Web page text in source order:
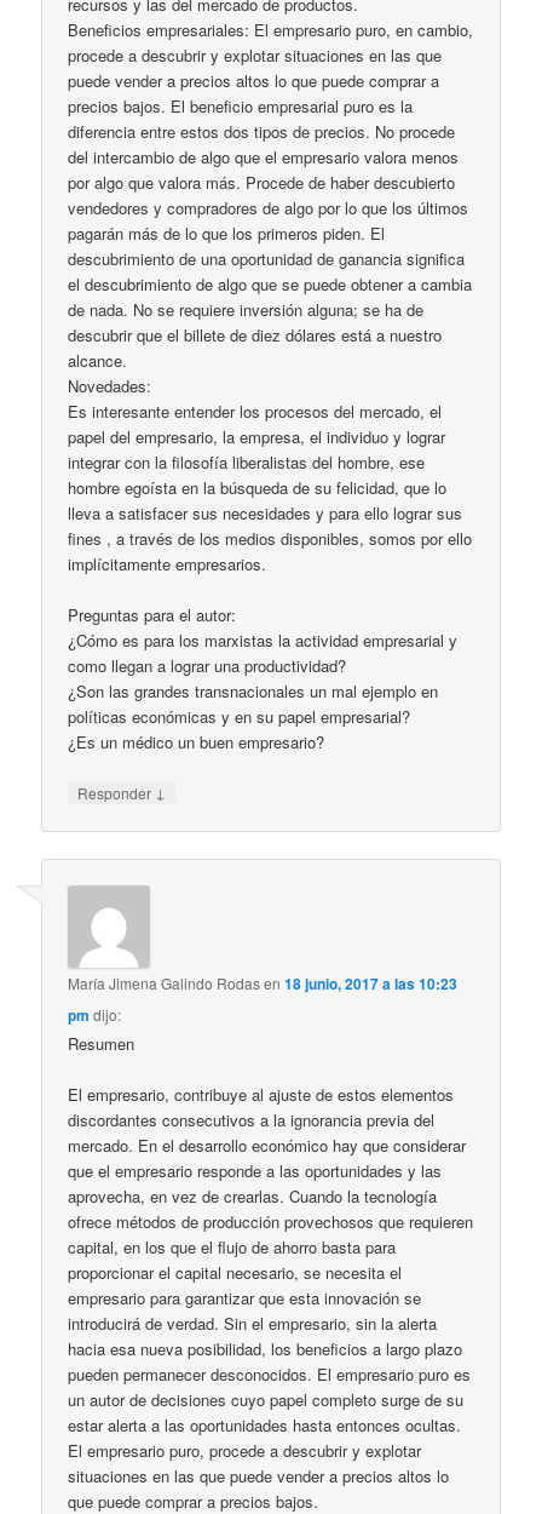
Beneficios empresariales: El empresario puro, en cambio,
procede a descubrir y explotar situaciones en las que
puede vender a precios altos lo que puede comprar a
precios bajos. El beneficio empresarial puro es la
diferencia entre estos dos tipos de precios. No procede
del intercambio de algo que el empresario valora menos
por algo que valora más. Procede de haber descubierto
vendedores y compradores de algo por lo que los últimos
pagarán más de lo que los primeros piden. El
descubrimiento de una oportunidad de ganancia significa
el descubrimiento de algo que se puede obtener a cambia
de nada. No se requiere inversión alguna; se ha de
descubrir que el billete de diez dólares está a nuestro
alcance.
Novedades:
Es interesante entender los procesos del mercado, el
papel del empresario, la empresa, el individuo y lograr
integrar con la filosofía liberalistas del hombre, ese
hombre egoísta en la búsqueda de su felicidad, que lo
lleva a satisfacer sus necesidades y para ello lograr sus
fines , a través de los medios disponibles, somos por ello
implícitamente empresarios.
Preguntas para el autor:
¿Cómo es para los marxistas la actividad empresarial y
como llegan a lograr una productividad?
¿Son las grandes transnacionales un mal ejemplo en
políticas económicas y en su papel empresarial?
¿Es un médico un buen empresario?
Responder ↓
María Jimena Galindo Rodasen18 junio, 2017 a las 10:23
pm dijo:
Resumen
El empresario, contribuye al ajuste de estos elementos
discordantes consecutivos a la ignorancia previa del
mercado. En el desarrollo económico hay que considerar
que el empresario responde a las oportunidades y las
aprovecha, en vez de crearlas. Cuando la tecnología
ofrece métodos de producción provechosos que requieren
capital, en los que el flujo de ahorro basta para
proporcionar el capital necesario, se necesita el
empresario para garantizar que esta innovación se
introducirá de verdad. Sin el empresario, sin la alerta
hacia esa nueva posibilidad, los beneficios a largo plazo
pueden permanecer desconocidos. El empresario puro es
un autor de decisiones cuyo papel completo surge de su
estar alerta a las oportunidades hasta entonces ocultas.
El empresario puro, procede a descubrir y explotar
situaciones en las que puede vender a precios altos lo
que puede comprar a precios bajos.